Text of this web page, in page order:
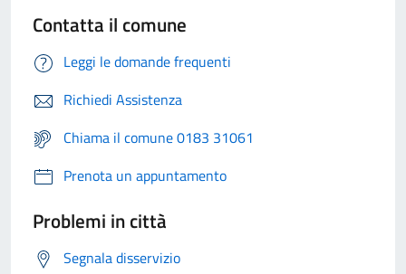
Contatta il comune
Leggi le domande frequenti
Richiedi Assistenza
Chiama il comune 0183 31061
Prenota un appuntamento
Problemi in città
Segnala disservizio